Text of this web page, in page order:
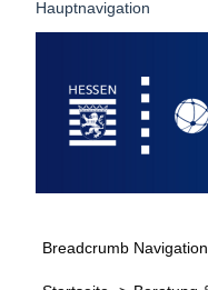
Hauptnavigation
Breadcrumb Navigation